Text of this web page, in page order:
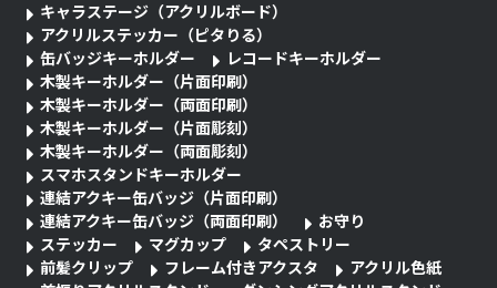
キャラステージ（アクリルボード）
アクリルステッカー（ピタりる）
缶バッジキーホルダー
レコードキーホルダー
木製キーホルダー（片面印刷）
木製キーホルダー（両面印刷）
木製キーホルダー（片面彫刻）
木製キーホルダー（両面彫刻）
スマホスタンドキーホルダー
連結アクキー缶バッジ（片面印刷）
連結アクキー缶バッジ（両面印刷）
お守り
ステッカー
マグカップ
タペストリー
前髪クリップ
フレーム付きアクスタ
アクリル色紙